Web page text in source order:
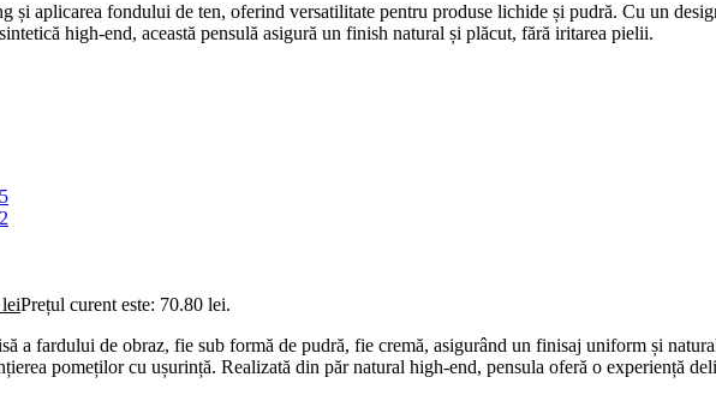
și aplicarea fondului de ten, oferind versatilitate pentru produse lichide și pudră. Cu un
high-end, această pensulă asigură un finish natural și plăcut, fără iritarea pielii.
leiPrețul curent este: 70.80 lei.
a fardului de obraz, fie sub formă de pudră, fie cremă, asigurând un finisaj uniform și
pomeților cu ușurință. Realizată din păr natural high-end, pensula oferă o experiență